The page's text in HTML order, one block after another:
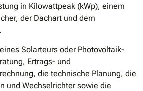
in Kilowattpeak (kWp), einem
der Dachart und dem
Solarteurs oder Photovoltaik-
Ertrags- und
die technische Planung, die
und Wechselrichter sowie die